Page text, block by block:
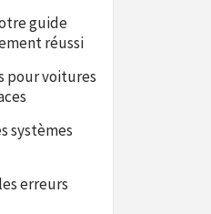
guide
réussi
pour voitures
systèmes
erreurs